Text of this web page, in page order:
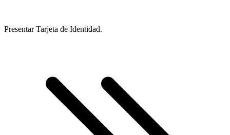
Presentar Tarjeta de Identidad.